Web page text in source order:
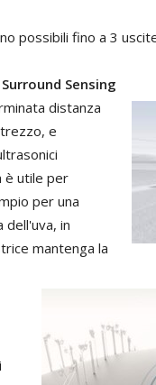
possibili fino a 3
Surround Sensing
distanza
e
è utile per
per una
dell'uva, in
mantenga la